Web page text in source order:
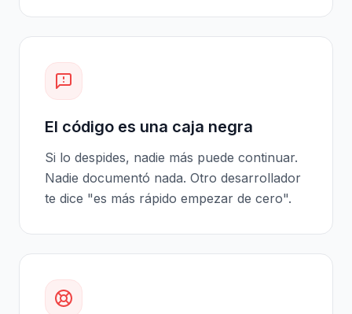
El código es una caja negra
Si lo despides, nadie más puede continuar.
Nadie documentó nada. Otro desarrollador
te dice "es más rápido empezar de cero".